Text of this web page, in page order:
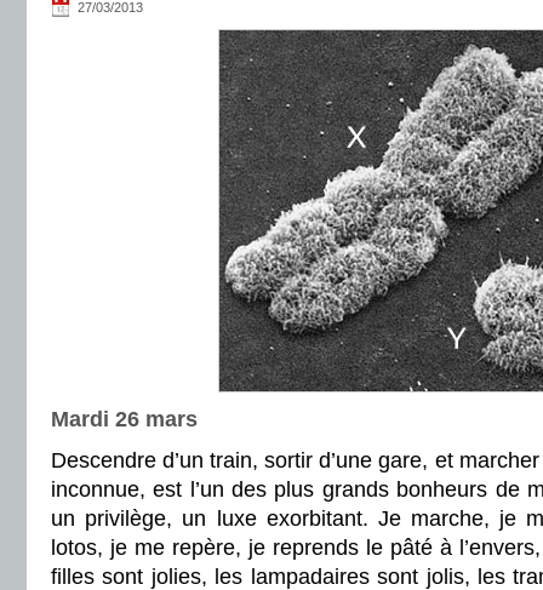
27/03/2013
Mardi 26 mars
Descendre d’un train, sortir d’une gare, et
inconnue, est l’un des plus grands bonheurs de
un privilège, un luxe exorbitant. Je marche, je
lotos, je me repère, je reprends le pâté à
filles sont jolies, les lampadaires sont jolis, les